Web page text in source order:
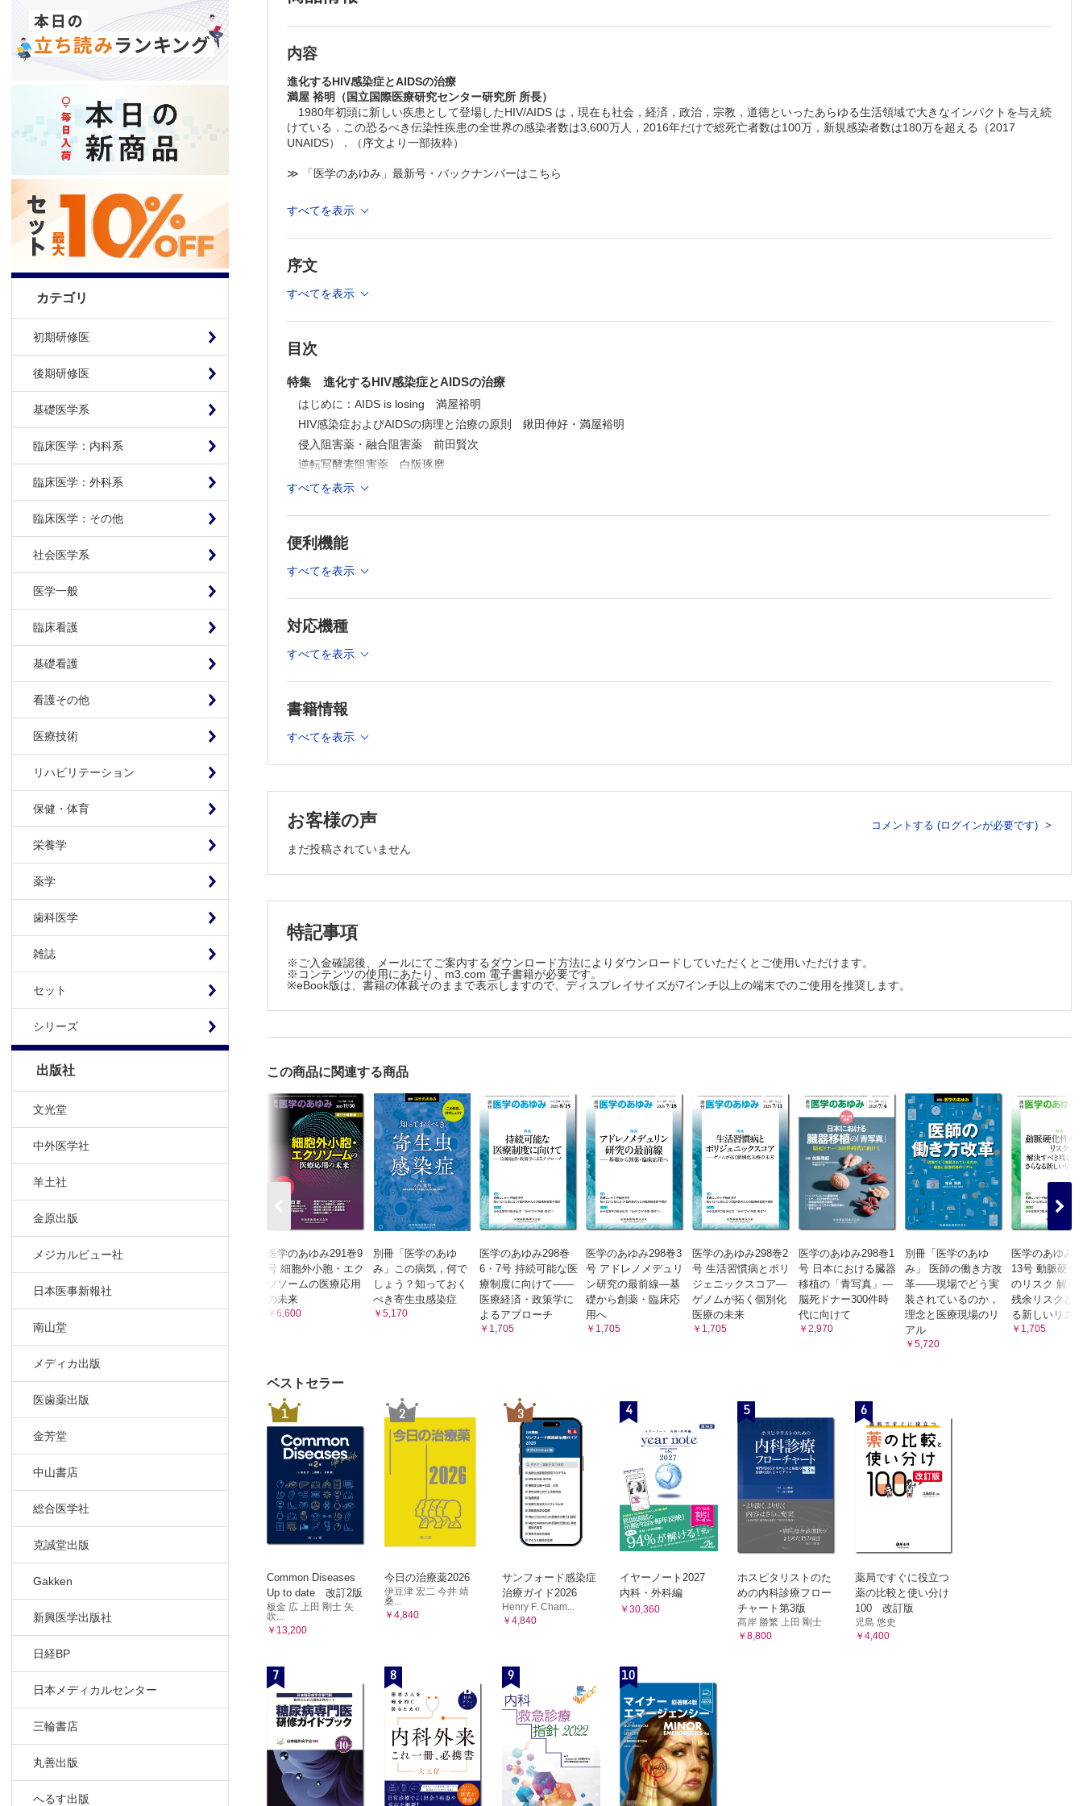
カテゴリ
初期研修医
後期研修医
基礎医学系
臨床医学：内科系
臨床医学：外科系
臨床医学：その他
社会医学系
医学一般
臨床看護
基礎看護
看護その他
医療技術
リハビリテーション
保健・体育
栄養学
薬学
歯科医学
雑誌
セット
シリーズ
出版社
文光堂
中外医学社
羊土社
金原出版
メジカルビュー社
日本医事新報社
南山堂
メディカ出版
医歯薬出版
金芳堂
中山書店
総合医学社
克誠堂出版
Gakken
新興医学出版社
日経BP
日本メディカルセンター
三輪書店
丸善出版
へるす出版
内容
進化するHIV感染症とAIDSの治療
満屋 裕明（国立国際医療研究センター研究所 所長）
1980年初頭に新しい疾患として登場したHIV/AIDS は，現在も社会，経済，政治，宗教，道徳といったあらゆる生活領域で大きなインパクトを与え続
けている．この恐るべき伝染性疾患の全世界の感染者数は3,600万人，2016年だけで総死亡者数は100万，新規感染者数は180万を超える（2017
UNAIDS）．（序文より一部抜粋）
≫ 「医学のあゆみ」最新号・バックナンバーはこちら
※本製品はPCでの閲覧も可能です。
製品のご購入後、「購入済ライセンス一覧」より、オンライン環境で閲覧可能なPDF版をご覧いただけます。詳細は
すべてを表示
序文
すべてを表示
目次
特集 進化するHIV感染症とAIDSの治療
はじめに：AIDS is losing 満屋裕明
HIV感染症およびAIDSの病理と治療の原則 鍬田伸好・満屋裕明
侵入阻害薬・融合阻害薬 前田賢次
逆転写酵素阻害薬 白阪琢磨
HIVインテグラーゼ阻害薬 藤原民雄
臨床開発中の抗HIV-1薬 馬場昌範
抗HIV療法の展望 立川夏夫
医療情報と予防医学 藤田伸輔
【NEW】移行期医療－成人に達する/達した患者への医療
五十嵐 隆
TOPICS
FORUM
Choosing Wiselyキャンペーンとは(5) Polypharmacy序論：オーストラリアNPS MedicineWiseの取組みとCW 山本美智子
すべてを表示
便利機能
すべてを表示
対応機種
すべてを表示
書籍情報
すべてを表示
お客様の声 コメントする (ログインが必要です)
まだ投稿されていません
特記事項
※ご入金確認後、メールにてご案内するダウンロード方法によりダウンロードしていただくとご使用いただけます。
※コンテンツの使用にあたり、m3.com 電子書籍が必要です。
※eBook版は、書籍の体裁そのままで表示しますので、ディスプレイサイズが7インチ以上の端末でのご使用を推奨します。
この商品に関連する商品
医学のあゆみ291巻9
号 細胞外小胞・エク
ソソームの医療応用
の未来
￥6,600
別冊「医学のあゆ
み」この病気，何で
しょう？知っておく
べき寄生虫感染症
￥5,170
医学のあゆみ298巻
6・7号 持続可能な医
療制度に向けて――
医療経済・政策学に
よるアプローチ
￥1,705
医学のあゆみ298巻3
号 アドレノメデュリ
ン研究の最前線―基
礎から創薬・臨床応
用へ
￥1,705
医学のあゆみ298巻2
号 生活習慣病とポリ
ジェニックスコア―
ゲノムが拓く個別化
医療の未来
￥1,705
医学のあゆみ298巻1
号 日本における臓器
移植の「青写真」―
脳死ドナー300件時
代に向けて
￥2,970
別冊「医学のあゆ
み」 医師の働き方改
革――現場でどう実
装されているのか，
理念と医療現場のリ
アル
￥5,720
医学のあゆみ
13号 動脈硬化
のリスク 解決
残余リスクと
る新しいリス
￥1,705
ベストセラー
1
Common Diseases
Up to date 改訂2版
板金 広 上田 剛士 矢
吹...
￥13,200
2
今日の治療薬2026
伊豆津 宏二 今井 靖
桑...
￥4,840
3
サンフォード感染症
治療ガイド2026
Henry F. Cham...
￥4,840
4
イヤーノート2027
内科・外科編
￥30,360
5
ホスピタリストのた
めの内科診療フロー
チャート第3版
髙岸 勝繁 上田 剛士
￥8,800
6
薬局ですぐに役立つ
薬の比較と使い分け
100 改訂版
児島 悠史
￥4,400
7 8 9 10